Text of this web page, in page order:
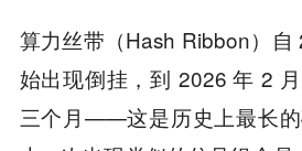
算力丝带（Hash Ribbon）
始出现倒挂，到 2026 年 2
三个月——这是历史上最长的